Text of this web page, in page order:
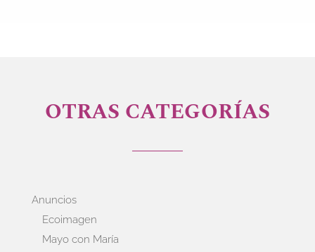
OTRAS CATEGORÍAS
Anuncios
Ecoimagen
Mayo con María